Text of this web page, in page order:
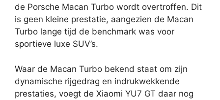
de Porsche Macan Turbo wordt overtroffen. Dit
is geen kleine prestatie, aangezien de Macan
Turbo lange tijd de benchmark was voor
sportieve luxe SUV’s.
Waar de Macan Turbo bekend staat om zijn
dynamische rijgedrag en indrukwekkende
prestaties, voegt de Xiaomi YU7 GT daar nog